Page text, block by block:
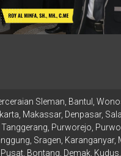
Sleman, Bantul,
Makassar, Denpasar,
Purworejo,
Sragen,
Bontang, Demak,